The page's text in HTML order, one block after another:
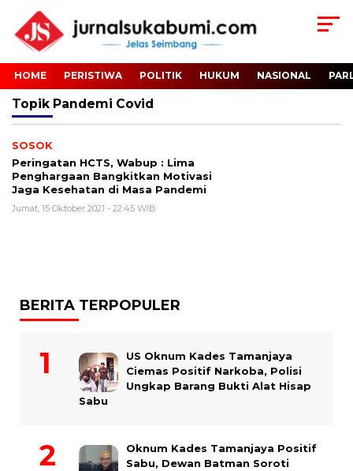
HOME PERISTIWA POLITIK HUKUM NASIONAL
Topik Pandemi Covid
SOSOK
Peringatan HCTS, Wabup : Lima
Penghargaan Bangkitkan Motivasi
Jaga Kesehatan di Masa Pandemi
Jumat, 15 Oktober 2021 - 22:45 WIB
BERITA TERPOPULER
US Oknum Kades Tamanjaya
Ciemas Positif Narkoba, Polisi
Ungkap Barang Bukti Alat Hisap
Sabu
Oknum Kades Tamanjaya Positif
Sabu, Dewan Batman Soroti